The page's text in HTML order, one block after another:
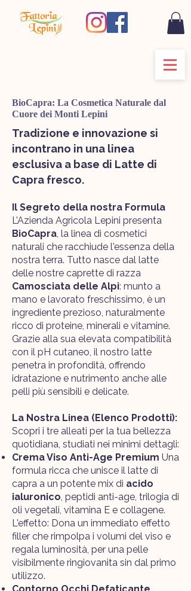
BioCapra: La Cosmetica Naturale dal
Cuore dei Monti Lepini
Tradizione e innovazione si
incontrano in una linea
esclusiva a base di Latte di
Capra fresco.
Il Segreto della nostra Formula
L’Azienda Agricola Lepini presenta
BioCapra, la linea di cosmetici
naturali che racchiude l'essenza della
nostra terra. Tutto nasce dal latte
delle nostre caprette di razza
Camosciata delle Alpi: munto a
mano e lavorato freschissimo, è un
ingrediente prezioso, naturalmente
ricco di proteine, minerali e vitamine.
Grazie alla sua elevata compatibilità
con il pH cutaneo, il nostro latte
penetra in profondità, offrendo
idratazione e nutrimento anche alle
pelli più sensibili e delicate.
La Nostra Linea (Elenco Prodotti):
Scopri i tre alleati per la tua bellezza
quotidiana, studiati nei minimi dettagli:
Crema Viso Anti-Age Premium Una
formula ricca che unisce il latte di
capra a un potente mix di acido
ialuronico, peptidi anti-age, trilogia di
oli vegetali, vitamina E e collagene.
L'effetto: Dona un immediato effetto
filler che rimpolpa i volumi del viso e
regala luminosità, per una pelle
visibilmente ringiovanita sin dal primo
utilizzo.